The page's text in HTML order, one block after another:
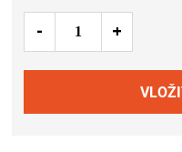
VAKUOVAČKY